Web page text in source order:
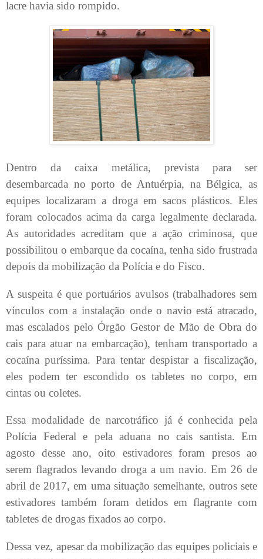
lacre havia sido rompido.
Dentro da caixa metálica, prevista para ser
desembarcada no porto de Antuérpia, na Bélgica, as
equipes localizaram a droga em sacos plásticos. Eles
foram colocados acima da carga legalmente declarada.
As autoridades acreditam que a ação criminosa, que
possibilitou o embarque da cocaína, tenha sido frustrada
depois da mobilização da Polícia e do Fisco.
A suspeita é que portuários avulsos (trabalhadores sem
vínculos com a instalação onde o navio está atracado,
mas escalados pelo Órgão Gestor de Mão de Obra do
cais para atuar na embarcação), tenham transportado a
cocaína puríssima. Para tentar despistar a fiscalização,
eles podem ter escondido os tabletes no corpo, em
cintas ou coletes.
Essa modalidade de narcotráfico já é conhecida pela
Polícia Federal e pela aduana no cais santista. Em
agosto desse ano, oito estivadores foram presos ao
serem flagrados levando droga a um navio. Em 26 de
abril de 2017, em uma situação semelhante, outros sete
estivadores também foram detidos em flagrante com
tabletes de drogas fixados ao corpo.
Dessa vez, apesar da mobilização das equipes policiais e